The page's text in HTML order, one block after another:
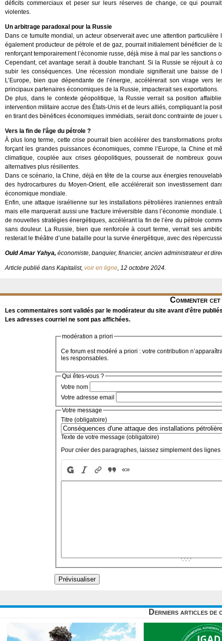
déficits commerciaux et peser sur leurs réserves de change, ce qui
violentes.
Un arbitrage paradoxal pour la Russie
Dans ce tumulte mondial, un acteur observerait avec une attention
également producteur de pétrole et de gaz, pourrait initialement bénéficier
renforçant temporairement l’économie russe, déjà mise à mal par les sanctions
Cependant, cet avantage serait à double tranchant. Si la Russie se réjouit à
subir les conséquences. Une récession mondiale signifierait une baisse
L’Europe, bien que dépendante de l’énergie, accélérerait son virage vers
principaux partenaires économiques de la Russie, impacterait ses exportations.
De plus, dans le contexte géopolitique, la Russie verrait sa position
intervention militaire accrue des États-Unis et de leurs alliés, compliquant la
en tirant des bénéfices économiques immédiats, serait donc contrainte de
Vers la fin de l’âge du pétrole ?
À plus long terme, cette crise pourrait bien accélérer des transformations
forçant les grandes puissances économiques, comme l’Europe, la Chine et
climatique, couplée aux crises géopolitiques, pousserait de nombreux
alternatives plus résilientes.
Dans ce scénario, la Chine, déjà en tête de la course aux énergies
des hydrocarbures du Moyen-Orient, elle accélérerait son investissement
économique mondiale.
Enfin, une attaque israélienne sur les installations pétrolières iraniennes
mais elle marquerait aussi une fracture irréversible dans l’économie
de nouvelles stratégies énergétiques, accélérant la fin de l’ère du pétrole
sans douleur. La Russie, bien que renforcée à court terme, verrait ses
resterait le théâtre d’une bataille pour la survie énergétique, avec des
Ould Amar Yahya, économiste, banquier, financier, ancien administrateur et
Article publié dans Kapitalist, voir en ligne, 12 octobre 2024.
Commenter
Les commentaires sont validés par le modérateur du site avant d'être
Les adresses courriel ne sont pas affichées.
modération a priori
Ce forum est modéré a priori : votre contribution
les responsables.
Qui êtes-vous ?
Votre nom
Votre adresse email
Votre message
Titre (obligatoire)
Texte de votre message (obligatoire)
Pour créer des paragraphes, laissez simplement des lignes
Derniers articles de